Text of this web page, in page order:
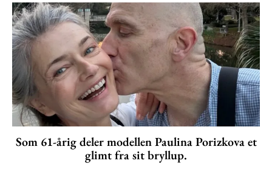
Som 61-årig deler modellen Paulina Porizkova et
glimt fra sit bryllup.